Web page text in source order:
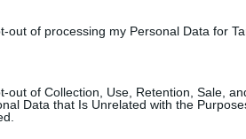
out of processing my Personal Data for
out of Collection, Use, Retention, Sale,
Data that Is Unrelated with the